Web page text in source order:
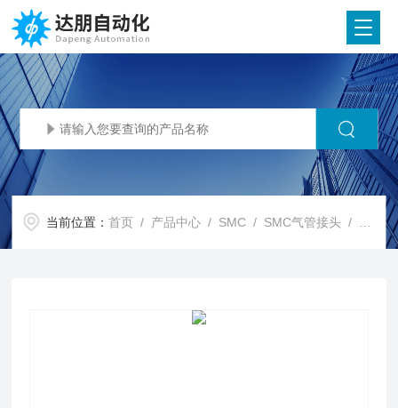
当前位置：首页 / 产品中心 / SMC / SMC气管接头 / SMC代理SMC 弹性密封/回转接头 MQR-X229